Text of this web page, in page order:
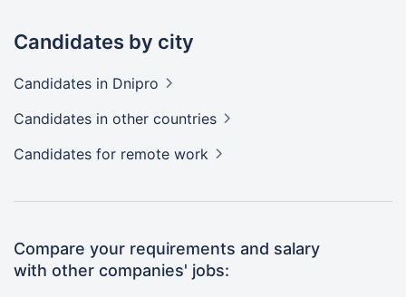
Candidates by city
Candidates in Dnipro
Candidates in other countries
Candidates for remote work
Compare your requirements and salary
with other companies' jobs: